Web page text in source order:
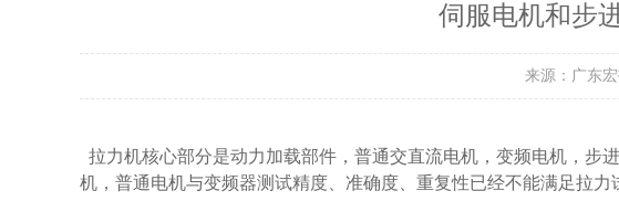
伺服电机和步
来源：广东
拉力机核心部分是动力加载部件，普通交直流电机，变频电机，步
机，普通电机与变频器测试精度、准确度、重复性已经不能满足拉